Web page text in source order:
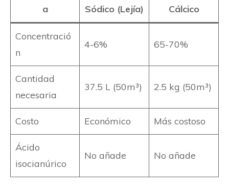
a
Sódico (Lejía)
Cálcico
Concentració
n
4-6% 65-70%
Cantidad
necesaria
37.5 L (50m³) 2.5 kg (50m³)
Costo Económico Más costoso
Ácido
isocianúrico
No añade No añade